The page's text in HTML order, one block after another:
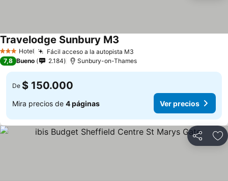
3 Estrellas
Hotel Fácil acceso a la autopista M3
Travelodge Sunbury M3
7,8 Bueno 2.184 Sunbury-on-Thames
De $ 150.000
Mira precios de 4 páginas Ver precios
Compartir